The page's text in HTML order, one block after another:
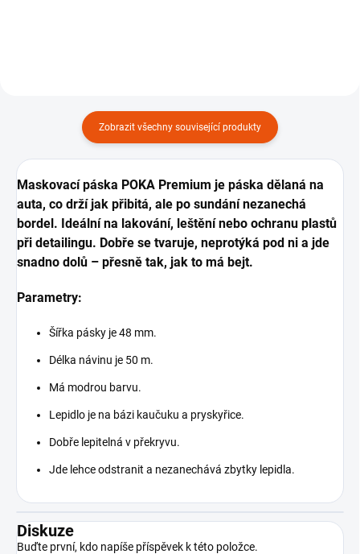
Zobrazit všechny související produkty
Maskovací páska POKA Premium je páska dělaná na
auta, co drží jak přibitá, ale po sundání nezanechá
bordel. Ideální na lakování, leštění nebo ochranu plastů
při detailingu. Dobře se tvaruje, neprotýká pod ni a jde
snadno dolů – přesně tak, jak to má bejt.
Parametry:
Šířka pásky je 48 mm.
Délka návinu je 50 m.
Má modrou barvu.
Lepidlo je na bázi kaučuku a pryskyřice.
Dobře lepitelná v překryvu.
Jde lehce odstranit a nezanechává zbytky lepidla.
Diskuze
Buďte první, kdo napíše příspěvek k této položce.